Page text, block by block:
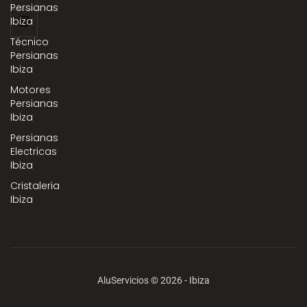
Persianas
Ibiza
Técnico
Persianas
Ibiza
Motores
Persianas
Ibiza
Persianas
Electricas
Ibiza
Cristaleria
Ibiza
AluServicios © 2026 - Ibiza